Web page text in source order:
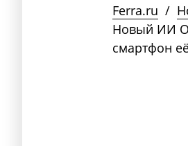
Ferra.ru /
Новый ИИ
смартфон